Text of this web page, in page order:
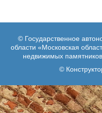
© Государственное
области «Московская
недвижимых
©